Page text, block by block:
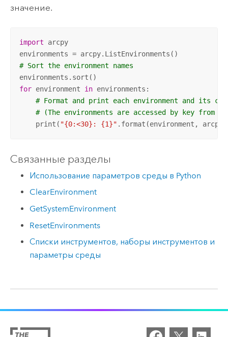
значение.
import arcpy
# Sort the environment names
for environment in environments:
# Format and print each environment and its
# (The environments are accessed by key from
    print(
"{0:<30}: {1}" .format(environment,
Связанные разделы
Использование параметров среды в Python
ClearEnvironment
GetSystemEnvironment
ResetEnvironments
Списки инструментов, наборы инструментов и
параметры среды